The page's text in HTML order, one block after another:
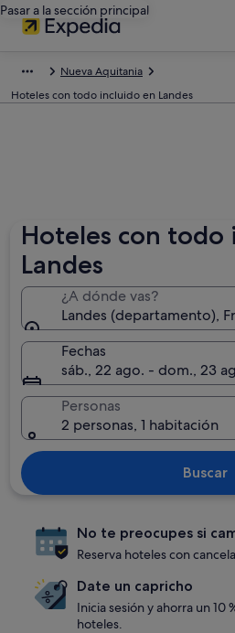
Pasar a la sección principal
Nueva Aquitania
Hoteles con todo incluido en Landes
Hoteles con todo
Landes
¿A dónde vas?
Landes (departamento),
Fechas
sáb., 22 ago. - dom., 23
Personas
2 personas, 1 habitación
Buscar
No te preocupes si
Reserva hoteles con
Date un capricho
Inicia sesión y ahorra un 10
hoteles.